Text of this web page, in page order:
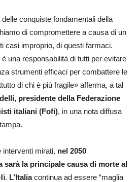
conquiste fondamentali della
di compromettere a causa di un
casi improprio, di questi farmaci.
una responsabilità di tutti per evitare
strumenti efficaci per combattere le
di chi è più fragile» afferma, a tal
presidente della Federazione
italiani (Fofi), in una nota diffusa
interventi mirati, nel 2050
sarà la principale causa di morte al
L’Italiacontinua ad essere “maglia